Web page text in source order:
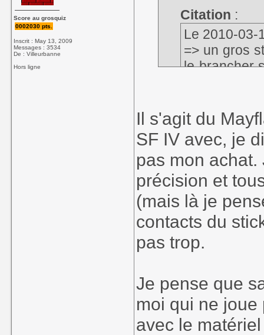
Score au grosquiz
0002030 pts.
Inscrit : May 13, 2009
Messages : 3534
De : Villeurbanne
Hors ligne
Citation :
Le 2010-03-
=> un gros
le brancher
Donpachi ...
Hey ! Ta
connaissez ?
demande quand
Il s'agit du
SF IV avec, je
pas mon
précision et
(mais là je
contacts du
pas trop.
Je pense que
moi qui ne
avec le